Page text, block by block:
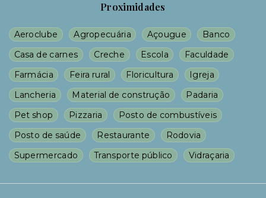
Proximidades
Aeroclube Agropecuária Açougue
Banco
Casa de carnes
Creche Escola
Faculdade
Farmácia
Feira rural Floricultura
Igreja
Lancheria
Material de construção
Padaria
Pet shop
Pizzaria
Posto de combustíveis
Posto de saúde
Restaurante
Rodovia
Supermercado
Transporte público Vidraçaria